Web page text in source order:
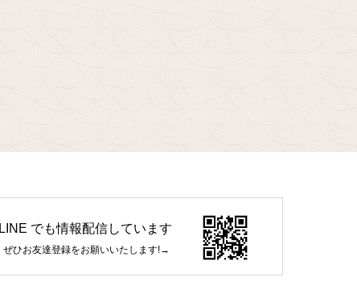
LINE でも情報配信しています
ぜひお友達登録をお願いいたします!→